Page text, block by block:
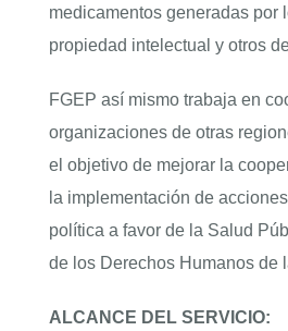
medicamentos generadas por
propiedad intelectual y otros
FGEP así mismo trabaja en
organizaciones de otras
el objetivo de mejorar la
la implementación de
política a favor de la Salud
de los Derechos Humanos de
ALCANCE DEL SERVICIO: